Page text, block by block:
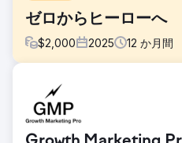
ゼロからヒーローへ
$2,000 2025 12 か月間
17 年間事業を営んできたもの
がまったくなく、Google ビジ
Facebook ページさえ持ってい